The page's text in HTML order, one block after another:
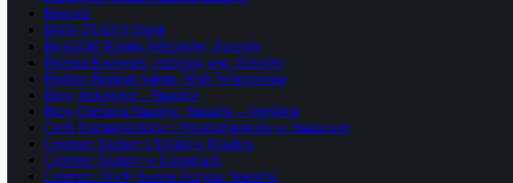
Bogoria
BOR-TRANS Osiek
BoxGSM Komis Telefonów, Staszów
Bożena Kwiecień, radiolog, usg, Staszów
Budkor Bogdan Sałata, Wola Wiśniowska
Busy Jurkowice – Staszów
Busy Oleśnica Staszów, Staszów – Oleśnica
Cech Rzemieślników i Przedsiębiorców w Staszowie
Centrum Kultury i Sztuki w Połańcu
Centrum Kultury w Łubnicach
Centrum Urody Iwona Jarzyna, Staszów